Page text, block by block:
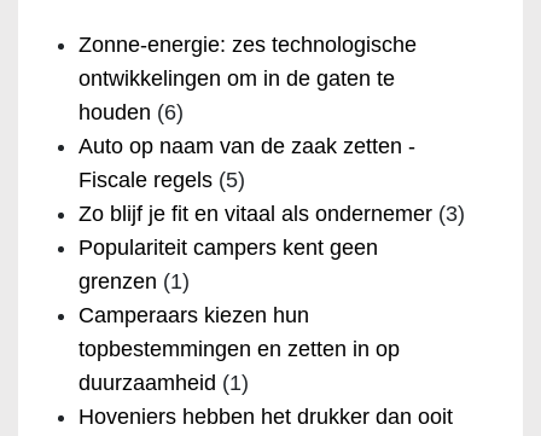
Zonne-energie: zes technologische
ontwikkelingen om in de gaten te
houden (6)
Auto op naam van de zaak zetten -
Fiscale regels (5)
Zo blijf je fit en vitaal als ondernemer (3)
Populariteit campers kent geen
grenzen (1)
Camperaars kiezen hun
topbestemmingen en zetten in op
duurzaamheid (1)
Hoveniers hebben het drukker dan ooit